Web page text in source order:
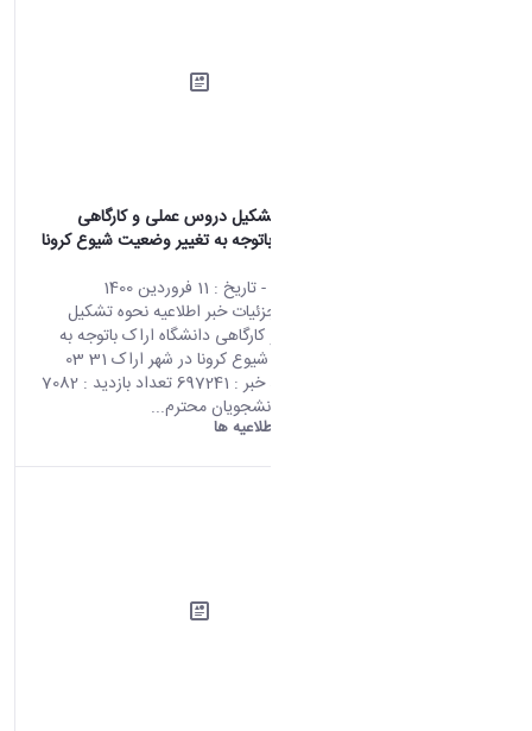
اطلاعیه نحوه تشکیل دروس عملی و کارگاهی
دانشگاه اراک باتوجه به تغییر وضعیت شیوع کرونا
- تاریخ : 11 فروردین 1400
صفحه اصلی جزئیات خبر اطلاعیه نحوه تشکیل
دروس عملی و کارگاهی دانشگاه اراک باتوجه به
تغییر وضعیت شیوع کرونا در شهر اراک 31 03
2021 05:29 کد خبر : 697241 تعداد بازدید : 7082
به استحضار دانشجویان محترم...
اطلاعیه ها